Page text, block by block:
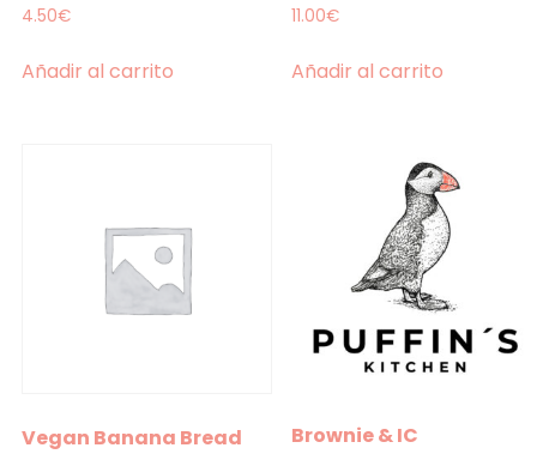
4.50€
Añadir al carrito
11.00€
Añadir al carrito
Vegan Banana Bread Brownie & IC